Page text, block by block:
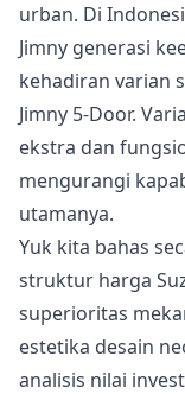
urban. Di
Jimny generasi
kehadiran varian
Jimny 5-Door.
ekstra dan
mengurangi
utamanya.
Yuk kita bahas
struktur harga
superioritas
estetika desain
analisis nilai